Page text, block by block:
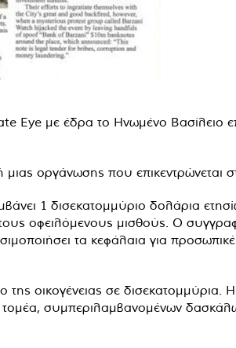
με έδρα το Ηνωμένο Βασίλειο
οργάνωσης που επικεντρώνεται
1 δισεκατομμύριο δολάρια
οφειλόμενους μισθούς. Ο
τα κεφάλαια για
οικογένειας σε δισεκατομμύρια.
συμπεριλαμβανομένων